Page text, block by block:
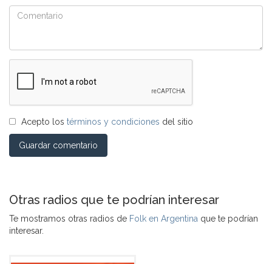
Acepto los términos y condiciones del sitio
Guardar comentario
Otras radios que te podrían interesar
Te mostramos otras radios de Folk en Argentina que te podrían
interesar.